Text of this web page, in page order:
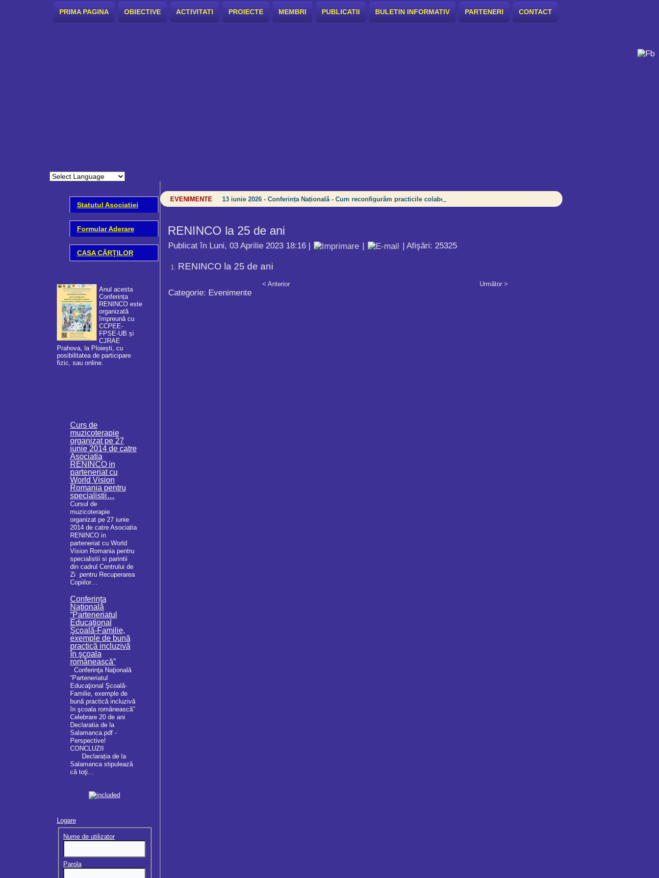
PRIMA PAGINA OBIECTIVE ACTIVITATI PROIECTE MEMBRI PUBLICATII BULETIN INFORMATIV PARTENERI CONTACT
Statutul Asociatiei
Formular Aderare
CASA CĂRȚILOR
Anul acesta
Conferința
RENINCO este
organizată
împreună cu
CCPEE-
FPSE-UB și
CJRAE
Prahova, la Ploiești, cu
posibilitatea de participare
fizic, sau online.
Curs de
muzicoterapie
organizat pe 27
iunie 2014 de catre
Asociatia
RENINCO in
parteneriat cu
World Vision
Romania pentru
specialistii…
Cursul de
muzicoterapie
organizat pe 27 iunie
2014 de catre Asociatia
RENINCO in
parteneriat cu World
Vision Romania pentru
specialistii si parintii
din cadrul Centrului de
Zi pentru Recuperarea
Copiilor…
Conferinţa
Naţională
“Parteneriatul
Educaţional
Şcoală-Familie,
exemple de bună
practică incluzivă
în şcoala
românească”
Conferinţa Naţională
“Parteneriatul
Educaţional Şcoală-
Familie, exemple de
bună practică incluzivă
în şcoala românească”
Celebrare 20 de ani
Declaratia de la
Salamanca.pdf -
Perspective!
CONCLUZII
Declarația de la
Salamanca stipulează
că toţi…
Logare
Nume de utilizator
Parola
EVENIMENTE 13 iunie 2026 - Conferința Națională - Cum reconfigurăm practicile colaborative în școală pentru echitate și incluziune?, Ploiești
RENINCO la 25 de ani
Publicat în Luni, 03 Aprilie 2023 18:16| | | Afişări: 25325
RENINCO la 25 de ani
< Anterior Următor >
Categorie: Evenimente